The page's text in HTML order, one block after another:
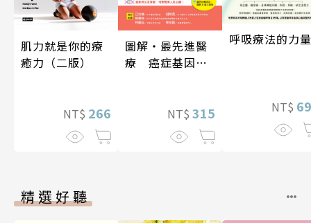
肌力就是你的療
癒力（二版）
NT$ 266
圖解‧最先進醫
療 癌症基因療
NT$ 315
呼吸療法的力量
NT$
精選好聽